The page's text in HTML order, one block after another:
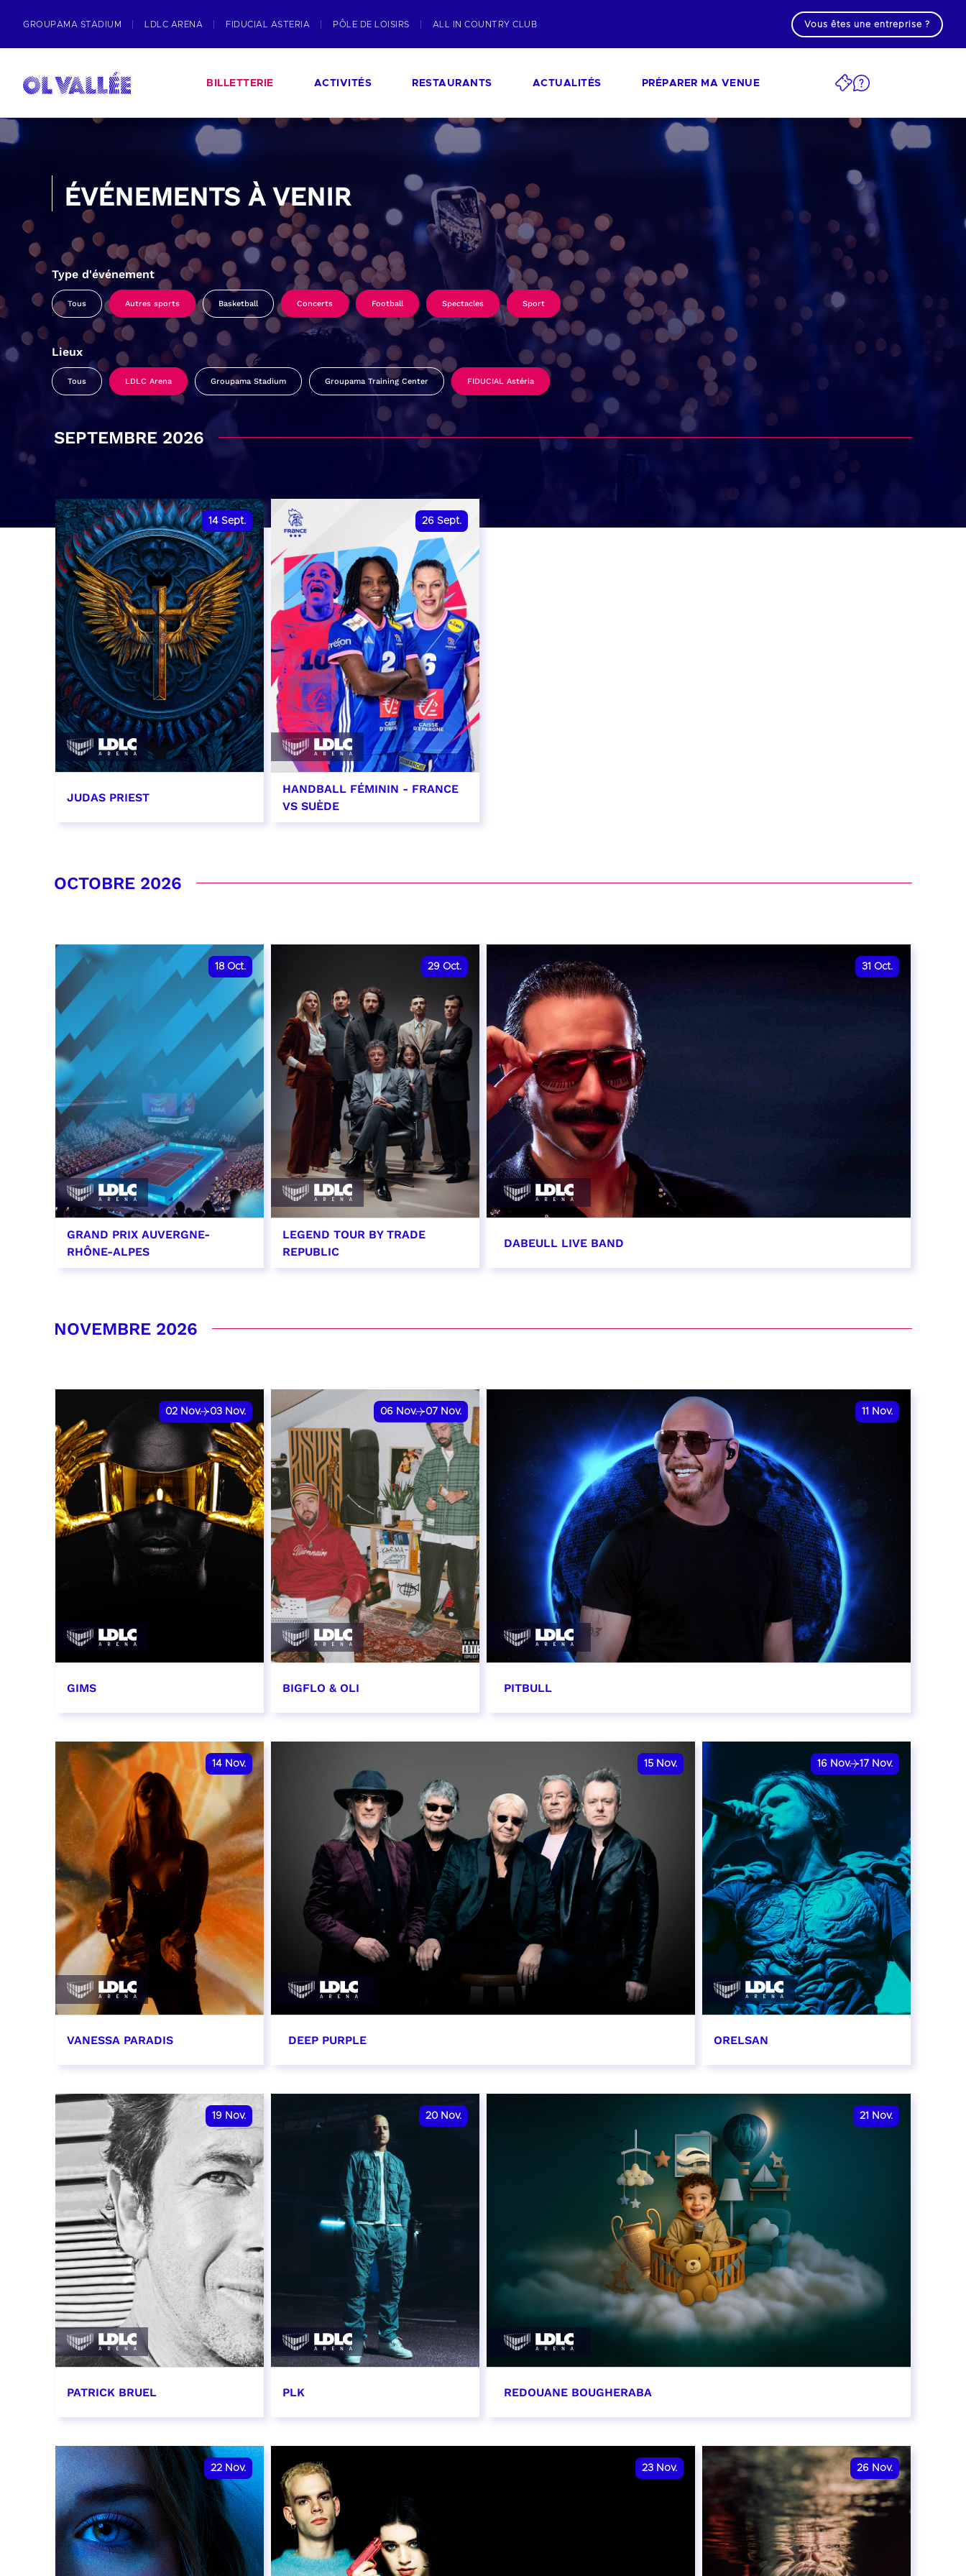
GROUPAMA STADIUM LDLC ARENA FIDUCIAL ASTERIA PÔLE DE LOISIRS ALL IN COUNTRY CLUB Vous êtes une entreprise ?
BILLETTERIE ACTIVITÉS RESTAURANTS ACTUALITÉS PRÉPARER MA VENUE
ÉVÉNEMENTS À VENIR
Type d'événement
Tous Autres sports Basketball Concerts Football Spectacles Sport
Lieux
Tous LDLC Arena Groupama Stadium Groupama Training Center FIDUCIAL Astéria
SEPTEMBRE 2026
14 Sept.
JUDAS PRIEST
26 Sept.
HANDBALL FÉMININ - FRANCE
VS SUÈDE
OCTOBRE 2026
18 Oct.
GRAND PRIX AUVERGNE-
RHÔNE-ALPES
29 Oct.
LEGEND TOUR BY TRADE
REPUBLIC
31 Oct.
DABEULL LIVE BAND
NOVEMBRE 2026
02 Nov. 03 Nov.
GIMS
RÉSERVER
06 Nov. 07 Nov.
BIGFLO & OLI
11 Nov.
PITBULL
14 Nov.
VANESSA PARADIS
RÉSERVER
15 Nov.
DEEP PURPLE
16 Nov. 17 Nov.
ORELSAN
RÉSERVER
19 Nov.
PATRICK BRUEL
RÉSERVER
20 Nov.
PLK
RÉSERVER
21 Nov.
REDOUANE BOUGHERABA
22 Nov. 23 Nov. 26 Nov.